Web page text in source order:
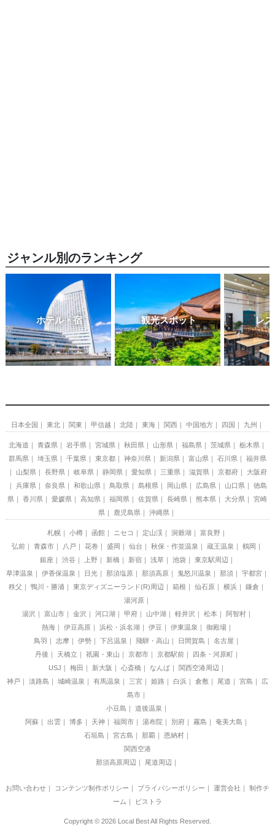
ジャンル別のランキング
ホテル・宿 観光スポット レ
日本全国 東北 関東 甲信越 北陸 東海 関西 中国地方 四国 九州
北海道 青森県 岩手県 宮城県 秋田県 山形県 福島県 茨城県
栃木県
群馬県
埼玉県 千葉県 東京都 神奈川県 新潟県 富山県 石川県
福井県
山梨県
長野県 岐阜県 静岡県 愛知県 三重県 滋賀県 京都府
大阪府
兵庫県
奈良県 和歌山県 鳥取県 島根県 岡山県 広島県 山口県
徳島
県
香川県 愛媛県 高知県 福岡県 佐賀県 長崎県 熊本県 大分県
宮崎
県
鹿児島県 沖縄県
札幌 小樽 函館 ニセコ 定山渓 洞爺湖
富良野
弘前
青森市 八戸 花巻 盛岡 仙台 秋保・作並温泉 蔵王温泉
鶴岡
銀座
渋谷 上野 新橋 新宿 浅草 池袋
東京駅周辺
草津温泉
伊香保温泉 日光 那須塩原 那須高原 鬼怒川温泉 那須
宇都宮
秩父
鴨川・勝浦 東京ディズニーランド(R)周辺 箱根 仙石原 横浜
鎌倉
湯河原
湯沢
富山市 金沢 河口湖 甲府 山中湖 軽井沢 松本
阿智村
熱海
伊豆高原 浜松・浜名湖 伊豆 伊東温泉
御殿場
鳥羽
志摩 伊勢 下呂温泉 飛騨・高山 日間賀島
名古屋
丹後
天橋立 祇園・東山 京都市 京都駅前
四条・河原町
USJ
梅田 新大阪 心斎橋 なんば
関西空港周辺
神戸
淡路島 城崎温泉 有馬温泉 三宮 姫路 白浜 倉敷 尾道 宮島
広
島市
小豆島
道後温泉
阿蘇
出雲 博多 天神 福岡市 湯布院 別府 霧島
奄美大島
石垣島
宮古島 那覇
恩納村
関西空港
那須高原周辺
尾道周辺
お問い合わせ｜ コンテンツ制作ポリシー ｜ プライバシーポリシー ｜ 運営会社 ｜ 制作チ
ーム ｜ ビストラ
Copyright © 2026 Local Best All Rights Reserved.